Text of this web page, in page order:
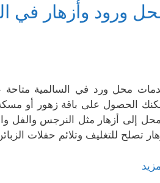
ورود وأزهار في
محل ورد في السالمية متاحة
الحصول على باقة زهور أو
إلى أزهار مثل النرجس والفل
تصلح للتغليف وتلائم حفلات